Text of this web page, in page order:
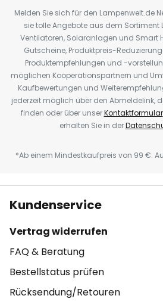
Melden Sie sich für den Lampenwelt.de
sie tolle Angebote aus dem Sortiment
Ventilatoren, Solaranlagen und Smart
Gutscheine, Produktpreis-
Produktempfehlungen und -
möglichen Kooperationspartnern und
Kaufbewertungen und
jederzeit möglich über den Abmeldelink,
finden oder über unserKontaktformular
erhalten Sie in der
*Ab einem Mindestkaufpreis von 99 €.
Kundenservice
Vertrag widerrufen
FAQ & Beratung
Bestellstatus prüfen
Rücksendung/Retouren